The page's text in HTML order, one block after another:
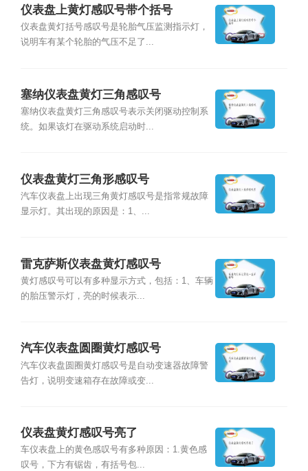
仪表盘上黄灯感叹号带个括号
仪表盘黄灯括号感叹号是轮胎气压监测指示灯，
说明车有某个轮胎的气压不足了...
塞纳仪表盘黄灯三角感叹号
塞纳仪表盘黄灯三角感叹号表示关闭驱动控制系
统。如果该灯在驱动系统启动时...
仪表盘黄灯三角形感叹号
汽车仪表盘上出现三角黄灯感叹号是指常规故障
显示灯。其出现的原因是：1、...
雷克萨斯仪表盘黄灯感叹号
黄灯感叹号可以有多种显示方式，包括：1、车辆
的胎压警示灯，亮的时候表示...
汽车仪表盘圆圈黄灯感叹号
汽车仪表盘圆圈黄灯感叹号是自动变速器故障警
告灯，说明变速箱存在故障或变...
仪表盘黄灯感叹号亮了
车仪表盘上的黄色感叹号有多种原因：1.黄色感
叹号，下方有锯齿，有括号包...